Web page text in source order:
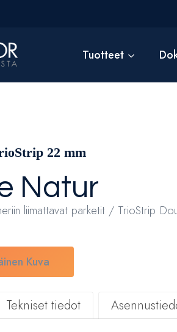
Tuotteet
22 mm
Natur
liimattavat parketit / TrioStrip
Kuva
Tekniset tiedot